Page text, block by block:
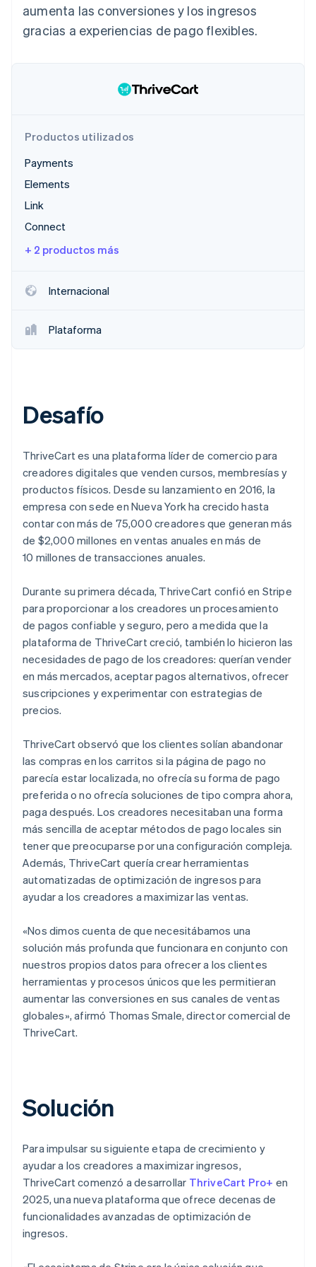
Radar
Prevención de fraude
Constitución de una startup
Eliminación de dióxido de carbono
Verificación de identidad en línea
Descubre cómo Stripe construye la infraestructura
Mirar ahora
Stripe App Marketplace
aumenta las conversiones y los ingresos
gracias a experiencias de pago flexibles.
Productos utilizados
Payments
Elements
Link
Connect
+ 2 productos más
Internacional
Plataforma
Desafío
ThriveCart es una plataforma líder de comercio para
creadores digitales que venden cursos, membresías y
productos físicos. Desde su lanzamiento en 2016, la
empresa con sede en Nueva York ha crecido hasta
contar con más de 75,000 creadores que generan más
de $2,000 millones en ventas anuales en más de
10 millones de transacciones anuales.
Durante su primera década, ThriveCart confió en Stripe
para proporcionar a los creadores un procesamiento
de pagos confiable y seguro, pero a medida que la
plataforma de ThriveCart creció, también lo hicieron las
necesidades de pago de los creadores: querían vender
en más mercados, aceptar pagos alternativos, ofrecer
suscripciones y experimentar con estrategias de
precios.
ThriveCart observó que los clientes solían abandonar
las compras en los carritos si la página de pago no
parecía estar localizada, no ofrecía su forma de pago
preferida o no ofrecía soluciones de tipo compra ahora,
paga después. Los creadores necesitaban una forma
más sencilla de aceptar métodos de pago locales sin
tener que preocuparse por una configuración compleja.
Además, ThriveCart quería crear herramientas
automatizadas de optimización de ingresos para
ayudar a los creadores a maximizar las ventas.
«Nos dimos cuenta de que necesitábamos una
solución más profunda que funcionara en conjunto con
nuestros propios datos para ofrecer a los clientes
herramientas y procesos únicos que les permitieran
aumentar las conversiones en sus canales de ventas
globales», afirmó Thomas Smale, director comercial de
ThriveCart.
Solución
Para impulsar su siguiente etapa de crecimiento y
ayudar a los creadores a maximizar ingresos,
ThriveCart comenzó a desarrollar ThriveCart Pro+ en
2025, una nueva plataforma que ofrece decenas de
funcionalidades avanzadas de optimización de
ingresos.